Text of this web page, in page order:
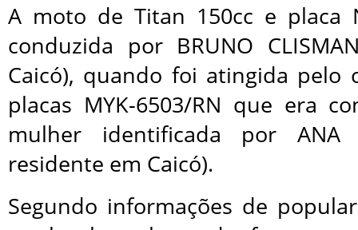
A moto de Titan 150cc e placa
conduzida por BRUNO
Caicó), quando foi atingida pelo
placas MYK-6503/RN que era
mulher identificada por ANA
residente em Caicó).
Segundo informações de